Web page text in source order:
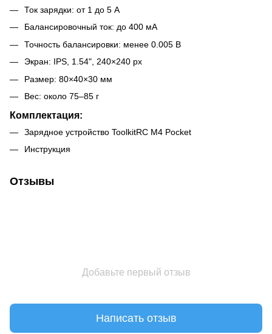
Ток зарядки: от 1 до 5 А
Балансировочный ток: до 400 мА
Точность балансировки: менее 0.005 В
Экран: IPS, 1.54", 240×240 px
Размер: 80×40×30 мм
Вес: около 75–85 г
Комплектация:
Зарядное устройство ToolkitRC M4 Pocket
Инструкция
Отзывы
Добавьте первый отзыв
Написать отзыв